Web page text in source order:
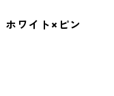
ワイト×ピン